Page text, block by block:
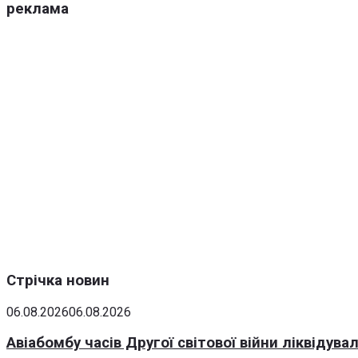
реклама
Стрічка новин
06.08.202606.08.2026
Авіабомбу часів Другої світової війни